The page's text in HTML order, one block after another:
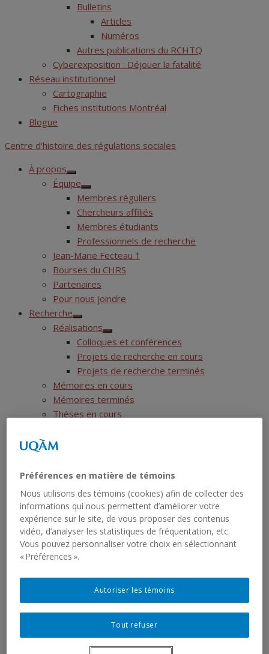
Bulletins
Articles
Numéros
Autres publications du RCHTQ
Cyberexposition : Déjouer la fatalité
Réseau institutionnel
Cartographie
Fiches institutions Montréal
Blogue
Centre d'histoire des régulations sociales
À propos
Show
sub
menu
Équipe
Show
sub
menu
Membres réguliers
Chercheurs affiliés
Membres étudiants
Professionnels de recherche
Jean-Marie Fecteau †
Bourses du CHRS
Partenaires
Pour nous joindre
Recherche
Show
sub
menu
Réalisations
Show
sub
menu
Colloques et conférences
Projets de recherche en cours
Projets de recherche terminés
Mémoires en cours
Mémoires terminés
Thèses en cours
Postdoctorats
Ressources
Show
menu
Liste des jeux de données
Liste des rapports sériels
RCHTQ
Show
sub
Présentation
Bulletins
Numéros
Autres publications du RCHTQ
Cyberexposition : Déjouer la fatalité
Réseau institutionnel
Show
sub
Cartographie
Préférences en matière de témoins
Nous utilisons des témoins (cookies) afin de collecter des
informations qui nous permettent d’améliorer votre
expérience sur le site, de vous proposer des contenus
vidéo, d’analyser les statistiques de fréquentation, etc.
Vous pouvez personnaliser votre choix en sélectionnant
« Préférences ».
Tout refuser
Autoriser les témoins